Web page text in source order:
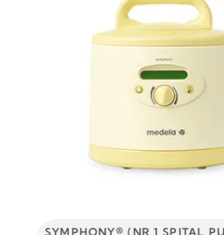
SYMPHONY® (NR.1 SPITAL